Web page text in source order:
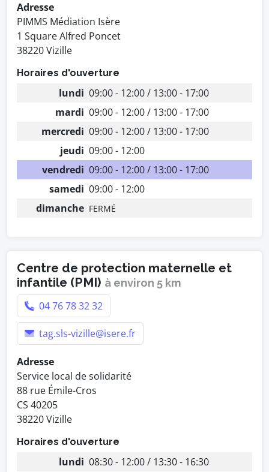
Adresse
PIMMS Médiation Isère
1 Square Alfred Poncet
38220 Vizille
Horaires d'ouverture
lundi 09:00 - 12:00 / 13:00 - 17:00
mardi 09:00 - 12:00 / 13:00 - 17:00
mercredi 09:00 - 12:00 / 13:00 - 17:00
jeudi 09:00 - 12:00
vendredi 09:00 - 12:00 / 13:00 - 17:00
samedi 09:00 - 12:00
dimanche FERMÉ
Centre de protection maternelle et
infantile (PMI) à environ 5 km
04 76 78 32 32
tag.sls-vizille@isere.fr
Adresse
Service local de solidarité
88 rue Émile-Cros
CS 40205
38220 Vizille
Horaires d'ouverture
lundi 08:30 - 12:00 / 13:30 - 16:30